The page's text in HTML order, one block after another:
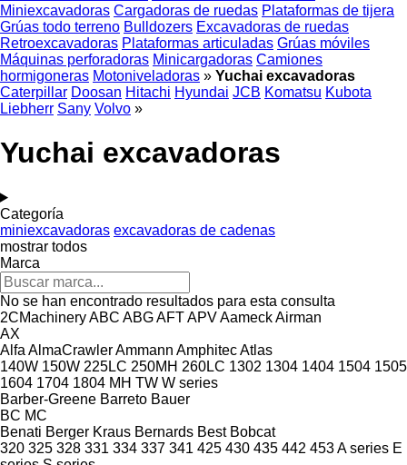
Miniexcavadoras Cargadoras de ruedas Plataformas de tijera
Grúas todo terreno Bulldozers Excavadoras de ruedas
Retroexcavadoras Plataformas articuladas Grúas móviles
Máquinas perforadoras Minicargadoras Camiones
hormigoneras Motoniveladoras » Yuchai excavadoras
Caterpillar Doosan Hitachi Hyundai JCB Komatsu Kubota
Liebherr Sany Volvo »
Yuchai excavadoras
Categoría
miniexcavadoras excavadoras de cadenas
mostrar todos
Marca
No se han encontrado resultados para esta consulta
2CMachineryABC ABGAFTAPVAameckAirman
AX
Alfa AlmaCrawlerAmmann AmphitecAtlas
140W 150W 225LC 250MH 260LC 1302 1304 1404 1504 1505
1604 1704 1804 MH TW W series
Barber-Greene Barreto Bauer
BC MC
Benati Berger Kraus Bernards Best Bobcat
320 325 328 331 334 337 341 425 430 435 442 453A series E